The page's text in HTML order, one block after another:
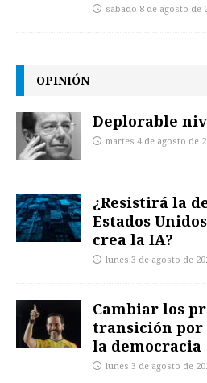
sábado 8 de agosto de
OPINIÓN
Deplorable
martes 4 de agosto de
¿Resistirá la
Estados
crea la IA?
lunes 3 de agosto de
Cambiar los
transición
la democracia
lunes 3 de agosto de